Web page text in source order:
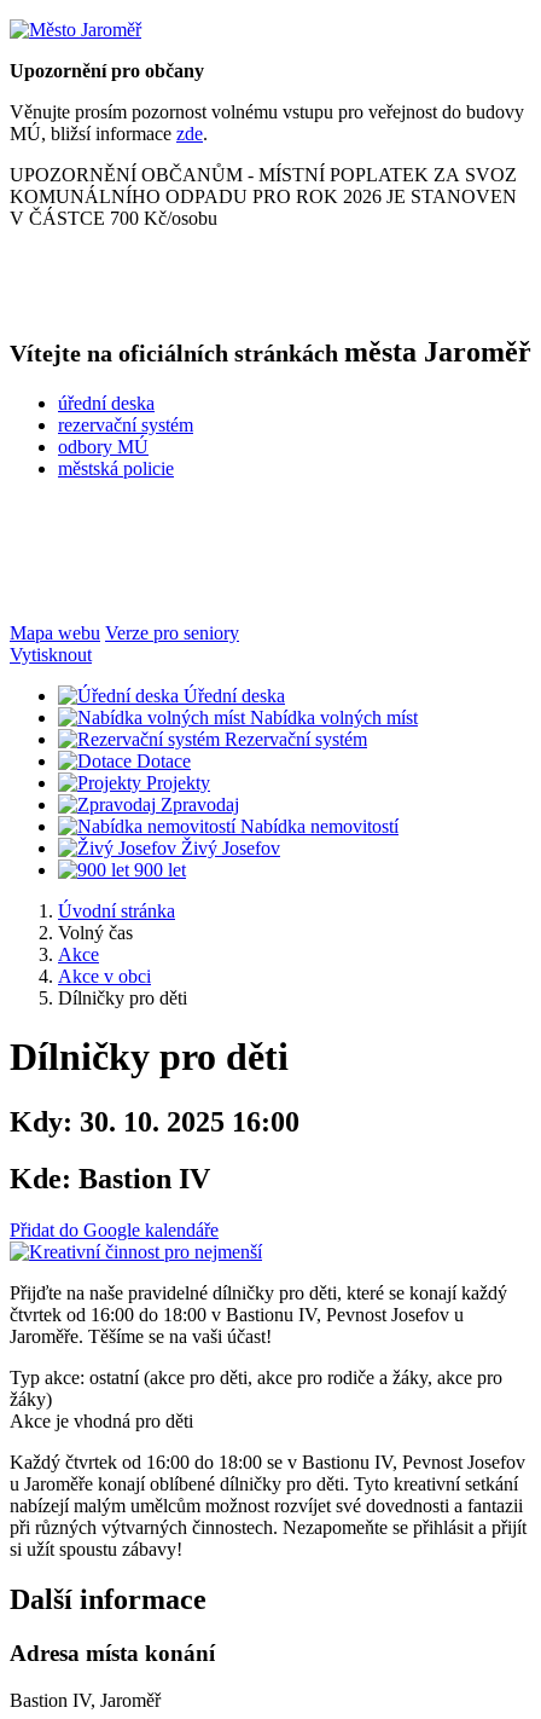
Upozornění pro občany
Věnujte prosím pozornost volnému vstupu pro veřejnost do budovy
MÚ, bližsí informace zde.
UPOZORNĚNÍ OBČANŮM - MÍSTNÍ POPLATEK ZA SVOZ
KOMUNÁLNÍHO ODPADU PRO ROK 2026 JE STANOVEN
V ČÁSTCE 700 Kč/osobu
Vítejte na oficiálních stránkách města Jaroměř
úřední deska
rezervační systém
odbory MÚ
městská policie
Mapa webu Verze pro seniory
Vytisknout
Úřední deska
Nabídka volných míst
Rezervační systém
Dotace
Projekty
Zpravodaj
Nabídka nemovitostí
Živý Josefov
900 let
Úvodní stránka
Volný čas
Akce
Akce v obci
Dílničky pro děti
Dílničky pro děti
Kdy: 30. 10. 2025 16:00
Kde: Bastion IV
Přidat do Google kalendáře
Přijďte na naše pravidelné dílničky pro děti, které se konají každý
čtvrtek od 16:00 do 18:00 v Bastionu IV, Pevnost Josefov u
Jaroměře. Těšíme se na vaši účast!
Typ akce: ostatní (akce pro děti, akce pro rodiče a žáky, akce pro
žáky)
Akce je vhodná pro děti
Každý čtvrtek od 16:00 do 18:00 se v Bastionu IV, Pevnost Josefov
u Jaroměře konají oblíbené dílničky pro děti. Tyto kreativní setkání
nabízejí malým umělcům možnost rozvíjet své dovednosti a fantazii
při různých výtvarných činnostech. Nezapomeňte se přihlásit a přijít
si užít spoustu zábavy!
Další informace
Adresa místa konání
Bastion IV, Jaroměř